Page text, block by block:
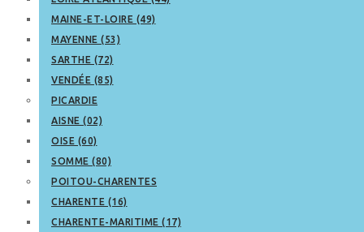
MAINE-ET-LOIRE (49)
MAYENNE (53)
SARTHE (72)
VENDÉE (85)
PICARDIE
AISNE (02)
OISE (60)
SOMME (80)
POITOU-CHARENTES
CHARENTE (16)
CHARENTE-MARITIME (17)